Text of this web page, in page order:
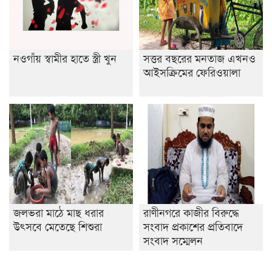
নওগাঁয় স্বামীর হাতে স্ত্রী খুন
সত্তর বছরের মনতাজ এখনও
আইসক্রিমের ফেরিওয়ালা
জলভরা মাঠে মাছ ধরার
উৎসবে মেতেছে শিশুরা
রাণীনগরে কাজীর বিরুদ্ধে
সংবাদ প্রকাশের প্রতিবাদে
সংবাদ সম্মেলন